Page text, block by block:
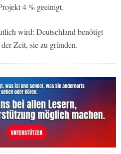
4 % geeinigt.
wird: Deutschland benötigt
Zeit, sie zu gründen.